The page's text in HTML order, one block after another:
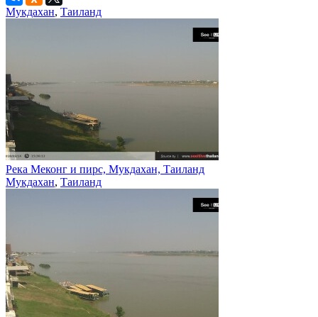
Мукдахан, Таиланд
Река Меконг и пирс, Мукдахан, Таиланд
Мукдахан, Таиланд